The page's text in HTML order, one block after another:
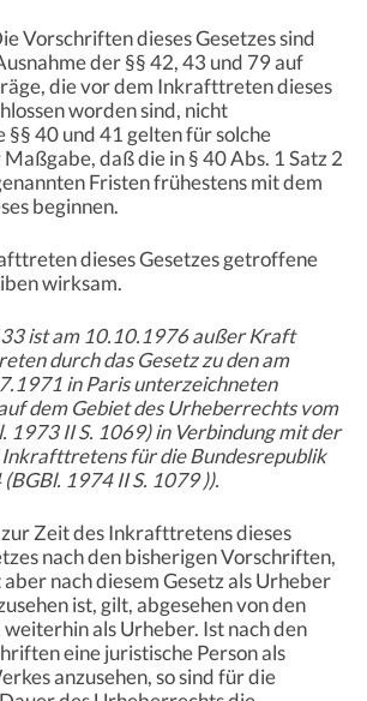
Vorschriften dieses Gesetzes sind
der §§ 42, 43 und 79 auf
die vor dem Inkrafttreten dieses
worden sind, nicht
§§ 40 und 41 gelten für solche
daß die in § 40 Abs. 1 Satz 2
Fristen frühestens mit dem
beginnen.
dieses Gesetzes getroffene
wirksam.
ist am 10.10.1976 außer Kraft
durch das Gesetz zu den am
in Paris unterzeichneten
dem Gebiet des Urheberrechts vom
1973 II S. 1069) in Verbindung mit der
Inkrafttretens für die Bundesrepublik
1974 II S. 1079 )).
Zeit des Inkrafttretens dieses
nach den bisherigen Vorschriften,
aber nach diesem Gesetz als Urheber
ist, gilt, abgesehen von den
weiterhin als Urheber. Ist nach den
eine juristische Person als
anzusehen, so sind für die